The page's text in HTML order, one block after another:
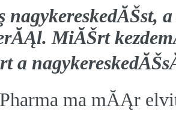
nagykereskedĂŠst,
MiĂŠrt
a
ma mĂĄr